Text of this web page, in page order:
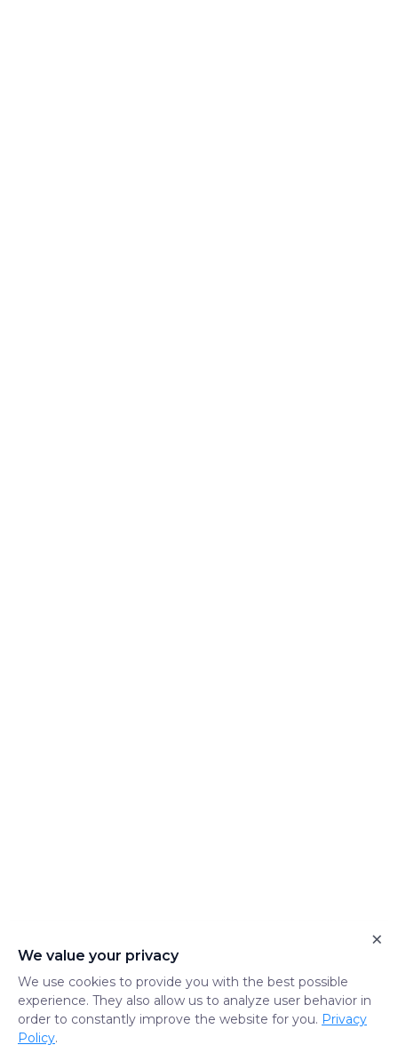
We value your privacy
We use cookies to provide you with the best possible
experience. They also allow us to analyze user behavior in
order to constantly improve the website for you. Privacy
Policy.
×